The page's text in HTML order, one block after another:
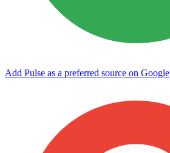
Add Pulse as a preferred source on Google